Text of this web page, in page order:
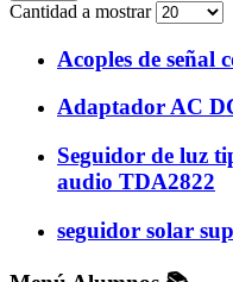
Cantidad a mostrar
Acoples de señal
Adaptador AC
Seguidor de luz
audio TDA2822
seguidor solar